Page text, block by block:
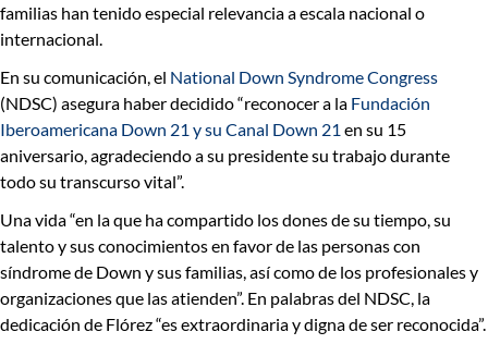
familias han tenido especial relevanciaa escala nacional o
internacional.
En su comunicación, el National Down Syndrome Congress
(NDSC) asegura haber decidido “reconocer a la Fundación
Iberoamericana Down 21 y su Canal Down 21 en su 15
aniversario, agradeciendo a su presidente su trabajo durante
todo su transcurso vital”.
Una vida “en la que ha compartido los dones desu tiempo, su
talento y sus conocimientosen favor de las personas con
síndrome de Down y sus familias, así como de los profesionales y
organizaciones que las atienden”. En palabras del NDSC, la
dedicación de Flórez “es extraordinaria y digna de ser reconocida”.